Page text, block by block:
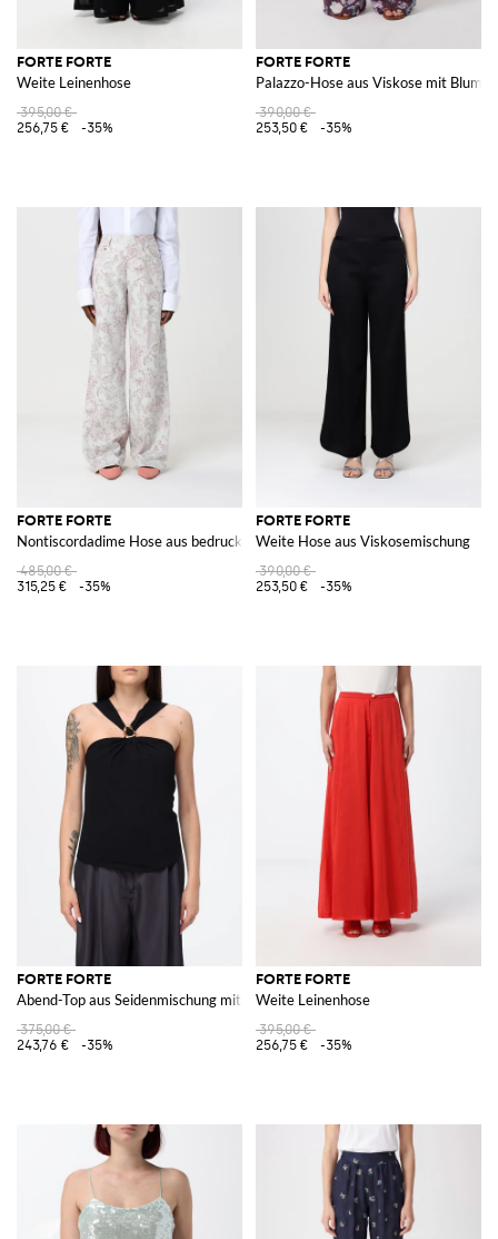
FORTE FORTE
Weite Leinenhose
395,00 €
256,75 €
-35%
FORTE FORTE
Palazzo-Hose aus Viskose mit
390,00 €
253,50 €
-35%
FORTE FORTE
Nontiscordadime Hose aus bedruckter Baumwolle
485,00 €
315,25 €
-35%
FORTE FORTE
Weite Hose aus Viskosemischung
390,00 €
253,50 €
-35%
FORTE FORTE
Abend-Top aus Seidenmischung mit überkreuztem Ausschnitt
375,00 €
243,76 €
-35%
FORTE FORTE
Weite Leinenhose
395,00 €
256,75 €
-35%